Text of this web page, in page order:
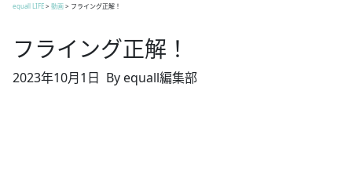
equall LIFE> 動画> フライング正解！
フライング正解！
2023年10月1日 By equall編集部